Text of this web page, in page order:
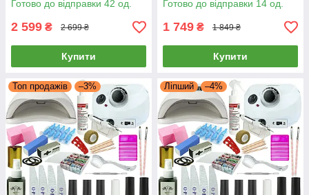
45000 об.
Готово до відправки 42 од.
2 599 ₴ 2 699 ₴
Купити
олива олівець
Готово до відправки 14 од.
1 749 ₴ 1 849 ₴
Купити
Топ продажів –3% Ліпший –4%